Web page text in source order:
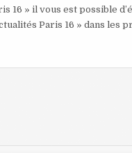
16 » il vous est possible
Paris 16 » dans les